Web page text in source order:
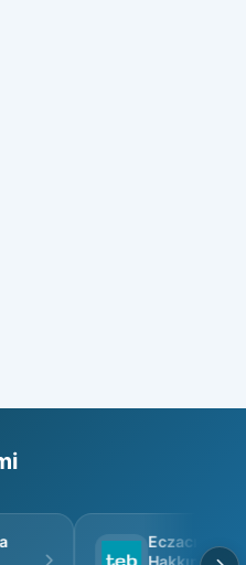
Eczacı Grup
Hakkında